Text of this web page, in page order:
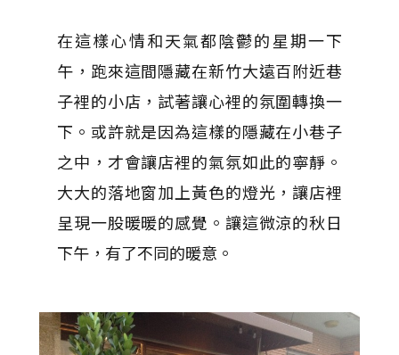
在這樣心情和天氣都陰鬱的星期一下
午，跑來這間隱藏在新竹大遠百附近巷
子裡的小店，試著讓心裡的氛圍轉換一
下。或許就是因為這樣的隱藏在小巷子
之中，才會讓店裡的氣氛如此的寧靜。
大大的落地窗加上黃色的燈光，讓店裡
呈現一股暖暖的感覺。讓這微涼的秋日
下午，有了不同的暖意。